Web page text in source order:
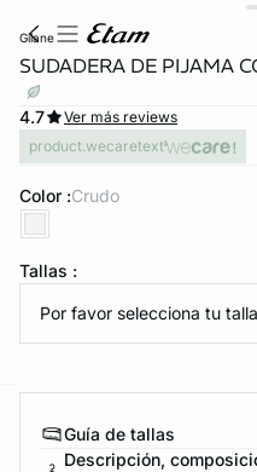
DE PANTIES
ahora
gilane
SUDADERA DE PIJAMA
4.7
Ver más reviews
product.wecaretext
Color : crudo
Tallas :
Por favor selecciona tu talla
Guía de tallas
Descripción,